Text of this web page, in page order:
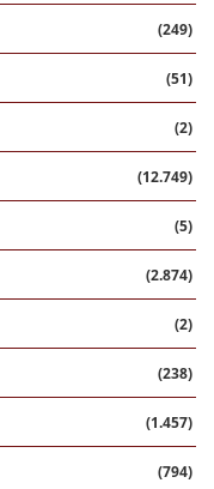
(249)
(51)
(2)
(12.749)
(5)
(2.874)
(2)
(238)
(1.457)
(794)